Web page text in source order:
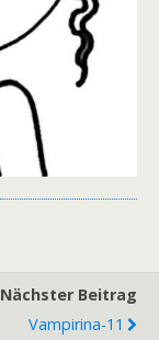
Nächster Beitrag
Vampirina-11